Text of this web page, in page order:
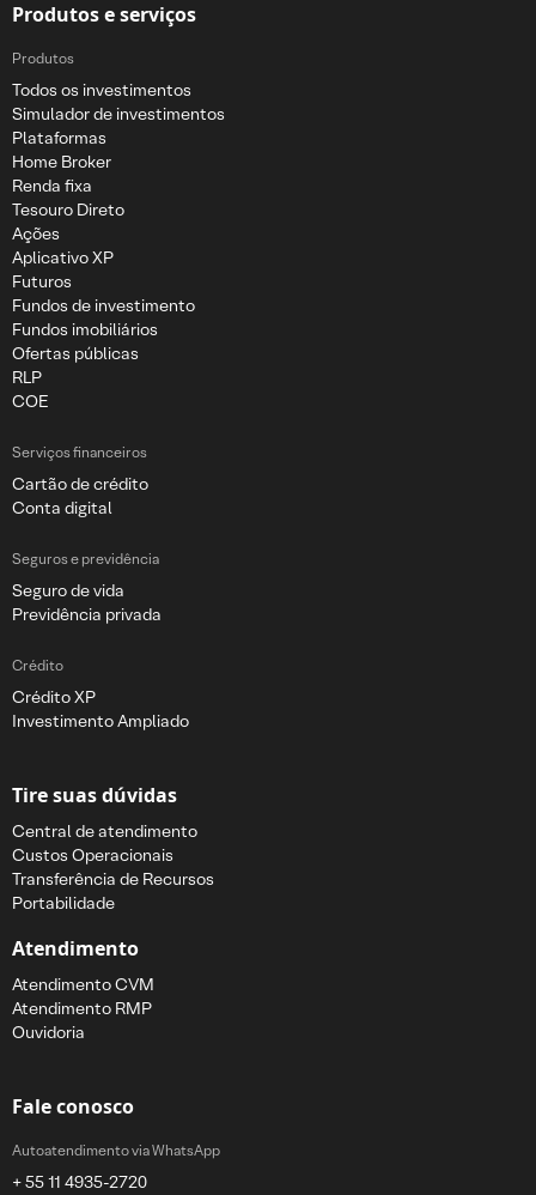
Produtos e serviços
Produtos
Todos os investimentos
Simulador de investimentos
Plataformas
Home Broker
Renda fixa
Tesouro Direto
Ações
Aplicativo XP
Futuros
Fundos de investimento
Fundos imobiliários
Ofertas públicas
RLP
COE
Serviços financeiros
Cartão de crédito
Conta digital
Seguros e previdência
Seguro de vida
Previdência privada
Crédito
Crédito XP
Investimento Ampliado
Tire suas dúvidas
Central de atendimento
Custos Operacionais
Transferência de Recursos
Portabilidade
Atendimento
Atendimento CVM
Atendimento RMP
Ouvidoria
Fale conosco
Autoatendimento via WhatsApp
+ 55 11 4935-2720